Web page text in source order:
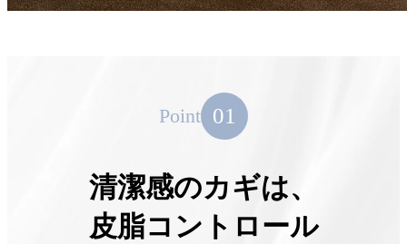
Point 01
清潔感のカギは、
皮脂コントロール